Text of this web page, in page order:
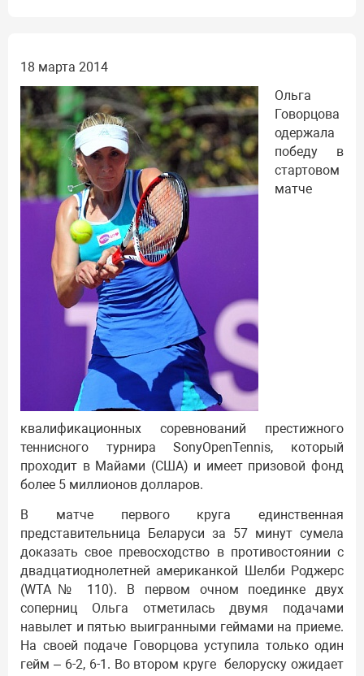
18 марта 2014
Ольга
Говорцова
одержала
победу в
стартовом
матче
квалификационных соревнований престижного
теннисного турнира SonyOpenTennis, который
проходит в Майами (США) и имеет призовой фонд
более 5 миллионов долларов.
В матче первого круга единственная
представительница Беларуси за 57 минут сумела
доказать свое превосходство в противостоянии с
двадцатиоднолетней американкой Шелби Роджерс
(WTA№ 110). В первом очном поединке двух
соперниц Ольга отметилась двумя подачами
навылет и пятью выигранными геймами на приеме.
На своей подаче Говорцова уступила только один
гейм – 6-2, 6-1. Во втором круге белоруску ожидает